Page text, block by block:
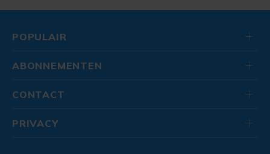
POPULAIR
ABONNEMENTEN
CONTACT
PRIVACY